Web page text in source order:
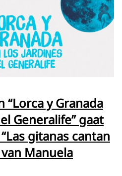
“Lorca y Granada
Generalife” gaat
gitanas cantan
Manuela